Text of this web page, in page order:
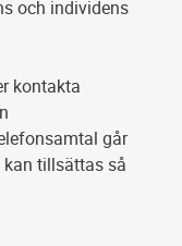
och individens
kontakta
går
kan tillsättas så